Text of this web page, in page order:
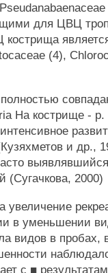
для ЦВЦ
(4),
На кострище -
и др.,
(Сугачкова, 2000)
в уменьшении
видов в пробах,
с ■